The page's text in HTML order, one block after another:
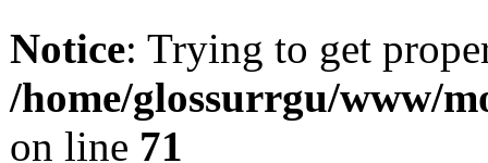
Notice: Trying to get
/home/glossurrgu/www/
on line 71